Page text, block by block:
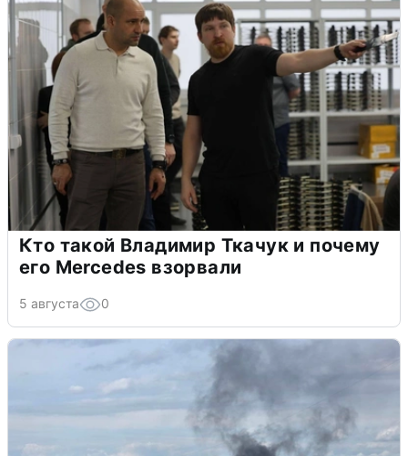
Кто такой Владимир Ткачук и почему
его Mercedes взорвали
5 августа 0